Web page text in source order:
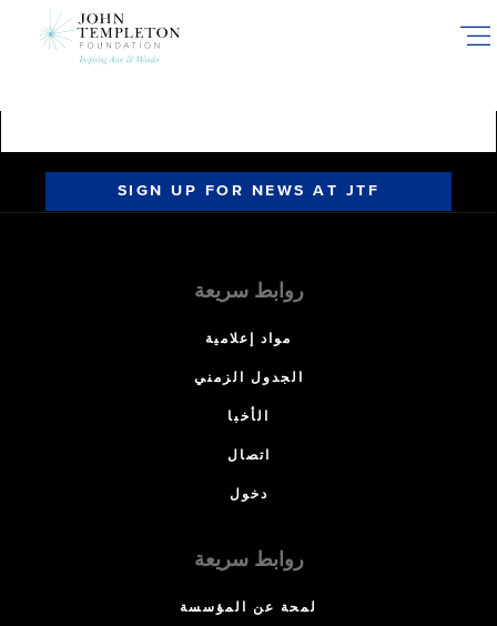
SIGN UP FOR NEWS AT JTF
روابط سريعة
مواد إعلامية
الجدول الزمني
الأخبا
اتصال
دخول
روابط سريعة
لمحة عن المؤسسة